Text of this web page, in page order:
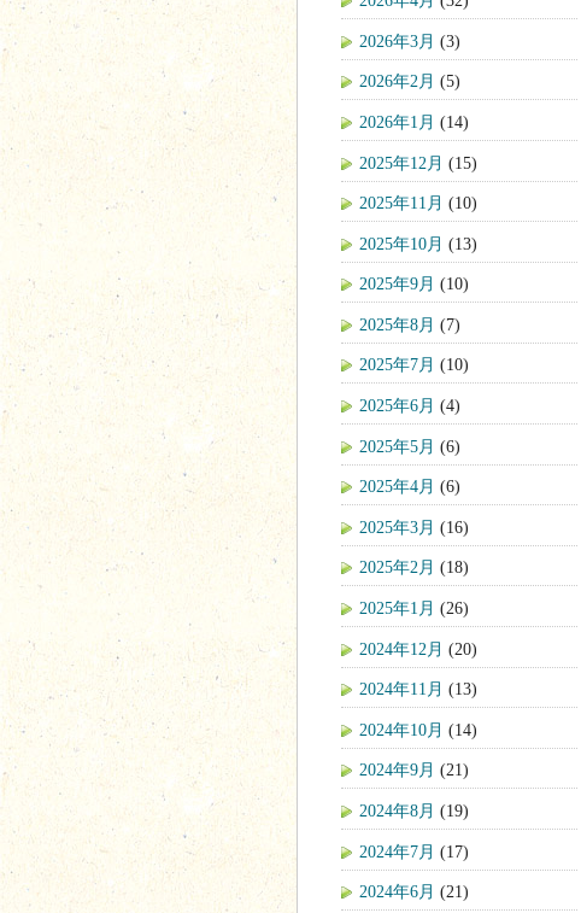
2026年3月 (3)
2026年2月 (5)
2026年1月 (14)
2025年12月 (15)
2025年11月 (10)
2025年10月 (13)
2025年9月 (10)
2025年8月 (7)
2025年7月 (10)
2025年6月 (4)
2025年5月 (6)
2025年4月 (6)
2025年3月 (16)
2025年2月 (18)
2025年1月 (26)
2024年12月 (20)
2024年11月 (13)
2024年10月 (14)
2024年9月 (21)
2024年8月 (19)
2024年7月 (17)
2024年6月 (21)